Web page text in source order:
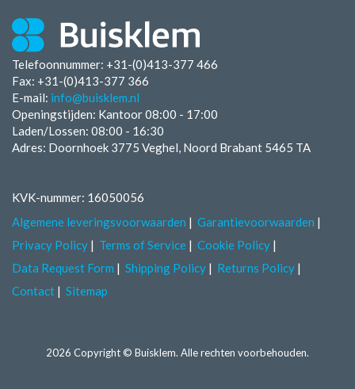
Telefoonnummer: +31-(0)413-377 466
Fax: +31-(0)413-377 366
E-mail: info@buisklem.nl
Openingstijden: Kantoor 08:00 - 17:00
Laden/Lossen: 08:00 - 16:30
Adres: Doornhoek 3775 Veghel, Noord Brabant 5465 TA
KVK-nummer: 16050056
Algemene leveringsvoorwaarden
Garantievoorwaarden
Privacy Policy
Terms of Service
Cookie Policy
Data Request Form
Shipping Policy
Returns Policy
Contact
Sitemap
2026 Copyright © Buisklem. Alle rechten voorbehouden.